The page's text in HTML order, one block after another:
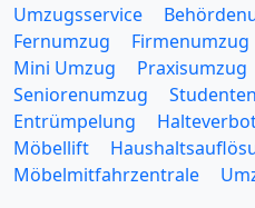
Umzugsservice
Fernumzug
Firmenumzug
Mini Umzug
Praxisumzug
Seniorenumzug
Entrümpelung
Möbellift
Möbelmitfahrzentrale